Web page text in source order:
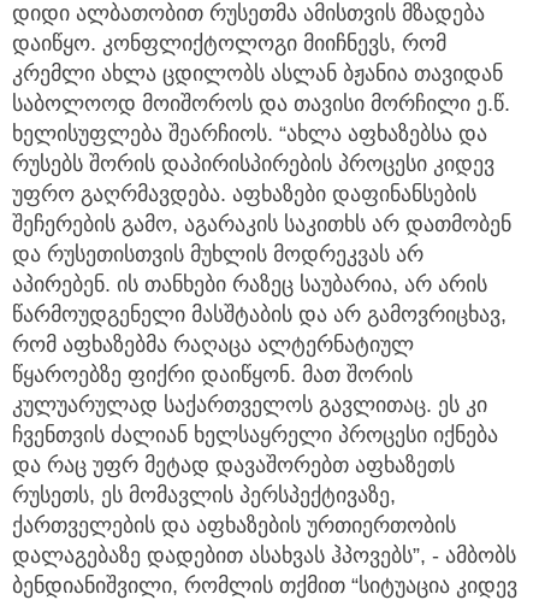
დიდი ალბათობით რუსეთმა ამისთვის მზადება
დაიწყო. კონფლიქტოლოგი მიიჩნევს, რომ
კრემლი ახლა ცდილობს ასლან ბჟანია თავიდან
საბოლოოდ მოიშოროს და თავისი მორჩილი ე.წ.
ხელისუფლება შეარჩიოს. “ახლა აფხაზებსა და
რუსებს შორის დაპირისპირების პროცესი კიდევ
უფრო გაღრმავდება. აფხაზები დაფინანსების
შეჩერების გამო, აგარაკის საკითხს არ დათმობენ
და რუსეთისთვის მუხლის მოდრეკვას არ
აპირებენ. ის თანხები რაზეც საუბარია, არ არის
წარმოუდგენელი მასშტაბის და არ გამოვრიცხავ,
რომ აფხაზებმა რაღაცა ალტერნატიულ
წყაროებზე ფიქრი დაიწყონ. მათ შორის
კულუარულად საქართველოს გავლითაც. ეს კი
ჩვენთვის ძალიან ხელსაყრელი პროცესი იქნება
და რაც უფრ მეტად დავაშორებთ აფხაზეთს
რუსეთს, ეს მომავლის პერსპექტივაზე,
ქართველების და აფხაზების ურთიერთობის
დალაგებაზე დადებით ასახვას ჰპოვებს”, - ამბობს
ბენდიანიშვილი, რომლის თქმით “სიტუაცია კიდევ